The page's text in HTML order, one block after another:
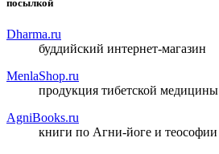
посылкой
Dharma.ru
буддийский интернет-магазин
MenlaShop.ru
продукция тибетской медицины
AgniBooks.ru
книги по Агни-йоге и теософии